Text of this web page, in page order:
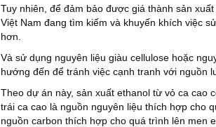
Tuy nhiên, để đảm bảo được giá thành sản
Việt Nam đang tìm kiếm và khuyến khích việc
hơn.
Và sử dụng nguyên liệu giàu cellulose hoặc
hướng đến để tránh việc cạnh tranh với nguồn
Theo dự án này, sản xuất ethanol từ vỏ ca cao
trái ca cao là nguồn nguyên liệu thích hợp cho
nguồn carbon thích hợp cho quá trình lên men